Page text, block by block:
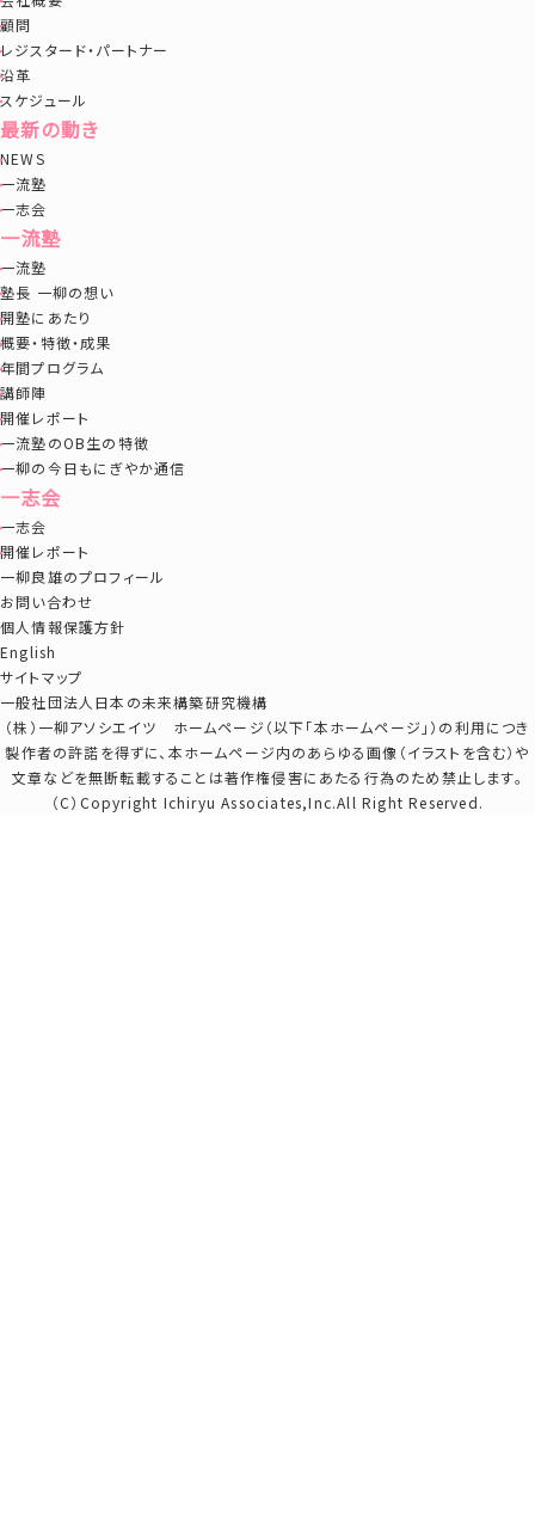
顧問
レジスタード・パートナー
沿革
スケジュール
最新の動き
NEWS
一流塾
一志会
一流塾
一流塾
塾長 一柳の想い
開塾にあたり
概要・特徴・成果
年間プログラム
講師陣
開催レポート
一流塾のOB生の特徴
一柳の今日もにぎやか通信
一志会
一志会
開催レポート
一柳良雄のプロフィール
お問い合わせ
個人情報保護方針
English
サイトマップ
一般社団法人日本の未来構築研究機構
（株）一柳アソシエイツ ホームページ（以下「本ホームページ」）の利用につき
製作者の許諾を得ずに、本ホームページ内のあらゆる画像（イラストを含む）や
文章などを無断転載することは著作権侵害にあたる行為のため禁止します。
（C）Copyright Ichiryu Associates,Inc.All Right Reserved.